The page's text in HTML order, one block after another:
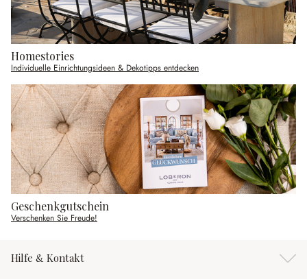
Homestories
Individuelle Einrichtungsideen & Dekotipps entdecken
Geschenkgutschein
Verschenken Sie Freude!
Hilfe & Kontakt